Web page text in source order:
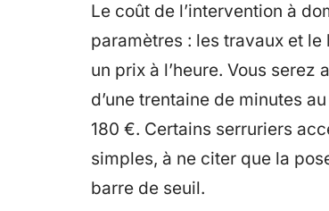
Le coût de l’intervention à
paramètres : les travaux et
un prix à l’heure. Vous
d’une trentaine de minutes
180 €. Certains serruriers
simples, à ne citer que la
barre de seuil.